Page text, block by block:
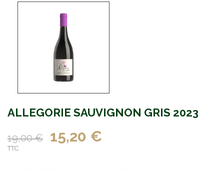
ALLEGORIE SAUVIGNON GRIS 2023
19,00 € 15,20 €
TTC